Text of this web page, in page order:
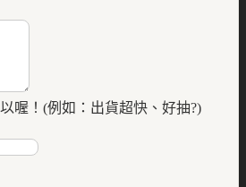
喔！(例如：出貨超快、好抽?)